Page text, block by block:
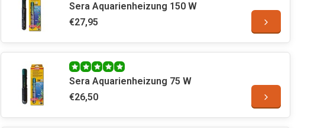
Sera Aquarienheizung 150 W
€27,95
Sera Aquarienheizung 75 W
€26,50